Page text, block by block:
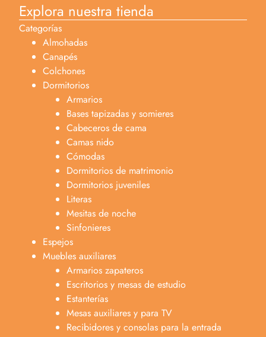
Explora nuestra tienda
Categorías
Almohadas
Canapés
Colchones
Dormitorios
Armarios
Bases tapizadas y somieres
Cabeceros de cama
Camas nido
Cómodas
Dormitorios de matrimonio
Dormitorios juveniles
Literas
Mesitas de noche
Sinfonieres
Espejos
Muebles auxiliares
Armarios zapateros
Escritorios y mesas de estudio
Estanterías
Mesas auxiliares y para TV
Recibidores y consolas para la entrada